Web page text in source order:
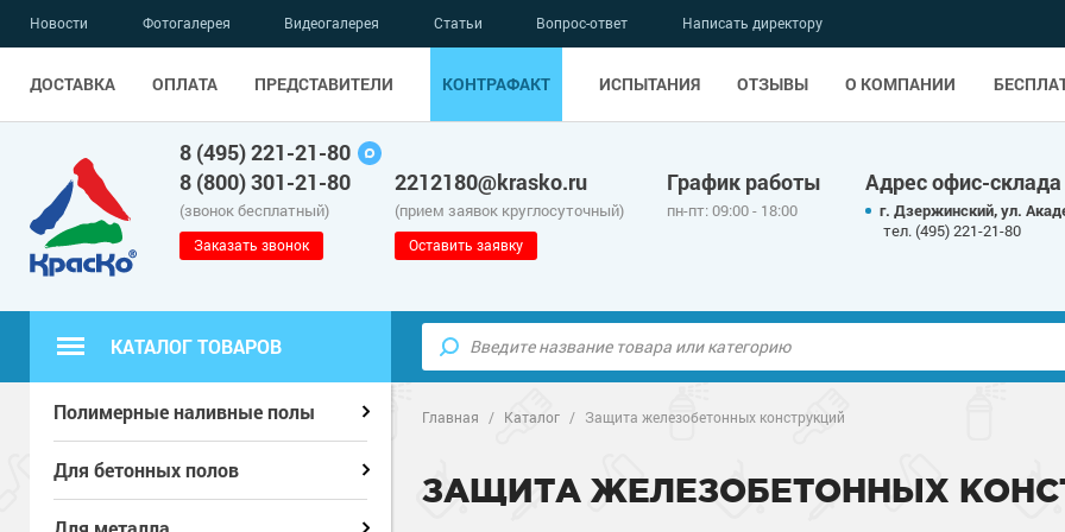
Новости Фотогалерея Видеогалерея Статьи Вопрос-ответ Написать директору
ДОСТАВКА ОПЛАТА ПРЕДСТАВИТЕЛИ КОНТРАФАКТ ИСПЫТАНИЯ ОТЗЫВЫ О КОМПАНИИ
8 (495) 221-21-80
8 (800) 301-21-80
(звонок бесплатный)
Заказать звонок
2212180@krasko.ru
(прием заявок круглосуточный)
Оставить заявку
График работы
пн-пт: 09:00 - 18:00
Адрес офис-
г. Дзержинский, ул.
тел. (495) 221-21-80
КАТАЛОГ ТОВАРОВ
Полимерные наливные полы Полиуретановые полы
Для бетонных полов
Главная / Каталог / Защита железобетонных конструкций
ЗАЩИТА ЖЕЛЕЗОБЕТОННЫХ
Полимерные наливные полы Полиуретановые полы
Для бетонных полов